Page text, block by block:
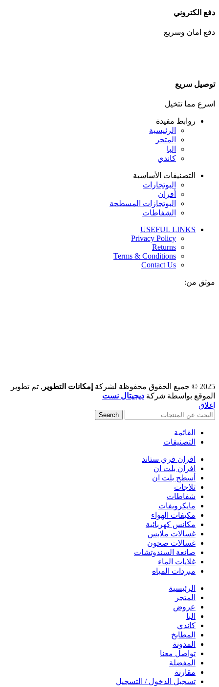
دفع الكتروني
دفع امان وسريع
توصيل سريع
اسرع مما تتخيل
روابط مفيدة
الرئيسية
المتجر
البا
كاندي
التصنيفات الأساسية
البوتجارات
أفران
البوتجازات المسطحة
الشفاطات
USEFUL LINKS
Privacy Policy
Returns
Terms & Conditions
Contact Us
موثق من:
2025 © جميع الحقوق محفوظة لشركة إمكانات التطوير , تم تطوير
الموقع بواسطة شركة ديجيتال نست
إغلاق
Search
القائمة
التصنيفات
افران فري ستاند
افران بلت ان
أسطح بلت ان
ثلاجات
شفاطات
مايكرويفات
مكيفات الهواء
مكانس كهربائية
غسالات ملابس
غسالات صحون
صانعة السندوتشات
غلايات الماء
مبردات المياه
الرئيسية
المتجر
عروض
البا
كاندي
المطابخ
المدونة
تواصل معنا
المفضلة
مقارنة
تسجيل الدخول / التسجيل